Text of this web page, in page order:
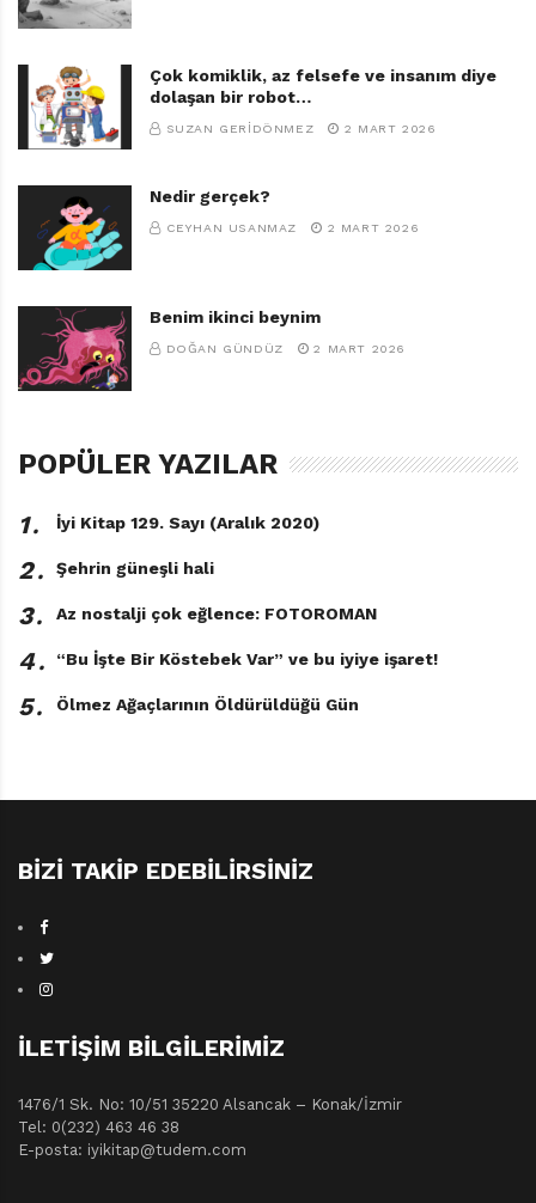
Çok komiklik, az felsefe ve insanım diye
dolaşan bir robot…
SUZAN GERIDÖNMEZ 2 MART 2026
Nedir gerçek?
CEYHAN USANMAZ 2 MART 2026
Benim ikinci beynim
DOĞAN GÜNDÜZ 2 MART 2026
POPÜLER YAZILAR
1․ İyi Kitap 129. Sayı (Aralık 2020)
2․ Şehrin güneşli hali
3․ Az nostalji çok eğlence: FOTOROMAN
4․ “Bu İşte Bir Köstebek Var” ve bu iyiye işaret!
5․ Ölmez Ağaçlarının Öldürüldüğü Gün
BIZI TAKIP EDEBILIRSINIZ
İLETIŞIM BILGILERIMIZ
1476/1 Sk. No: 10/51 35220 Alsancak – Konak/İzmir
Tel: 0(232) 463 46 38
E-posta: iyikitap@tudem.com